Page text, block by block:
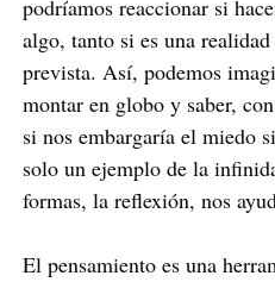
Desarrollo infantil
podríamos reaccionar si
algo, tanto si es una
prevista. Así, podemos
montar en globo y saber,
si nos embargaría el miedo
solo un ejemplo de la
formas, la reflexión, nos
El pensamiento es una